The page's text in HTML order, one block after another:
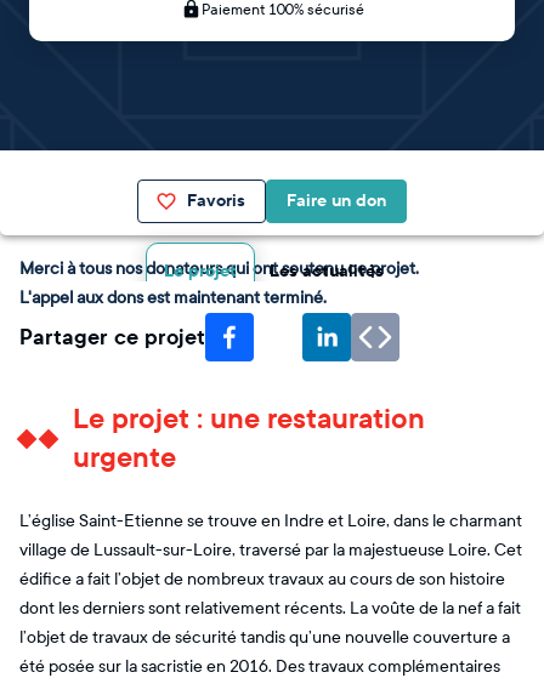
Paiement 100% sécurisé
Favoris Faire un don
Le projet Les actualités
Merci à tous nos donateurs qui ont soutenu ce projet.
L'appel aux dons est maintenant terminé.
Partager ce projet
Le projet : une restauration
urgente
L’église Saint-Etienne se trouve en Indre et Loire, dans le charmant
village de Lussault-sur-Loire, traversé par la majestueuse Loire. Cet
édifice a fait l’objet de nombreux travaux au cours de son histoire
dont les derniers sont relativement récents. La voûte de la nef a fait
l’objet de travaux de sécurité tandis qu’une nouvelle couverture a
été posée sur la sacristie en 2016. Des travaux complémentaires